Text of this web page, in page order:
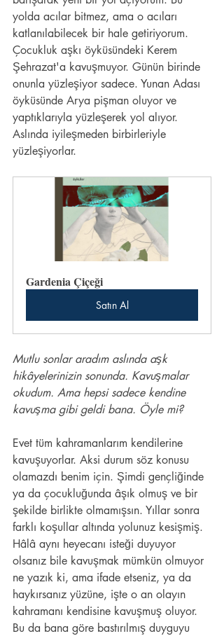
yolda acılar bitmez, ama o acıları
katlanılabilecek bir hale getiriyorum.
Çocukluk aşkı öyküsündeki Kerem
Şehrazat'a kavuşmuyor. Günün birinde
onunla yüzleşiyor sadece. Yunan Adası
öyküsünde Arya pişman oluyor ve
yaptıklarıyla yüzleşerek yol alıyor.
Aslında iyileşmeden birbirleriyle
yüzleşiyorlar.
Gardenia Çiçeği
Satın Al
Mutlu sonlar aradım aslında aşk
hikâyelerinizin sonunda. Kavuşmalar
okudum. Ama hepsi sadece kendine
kavuşma gibi geldi bana. Öyle mi?
Evet tüm kahramanlarım kendilerine
kavuşuyorlar. Aksi durum söz konusu
olamazdı benim için. Şimdi gençliğinde
ya da çocukluğunda âşık olmuş ve bir
şekilde birlikte olmamışsın. Yıllar sonra
farklı koşullar altında yolunuz kesişmiş.
Hâlâ aynı heyecanı isteği duyuyor
olsanız bile kavuşmak mümkün olmuyor
ne yazık ki, ama ifade etseniz, ya da
haykırsanız yüzüne, işte o an olayın
kahramanı kendisine kavuşmuş oluyor.
Bu da bana göre bastırılmış duyguyu